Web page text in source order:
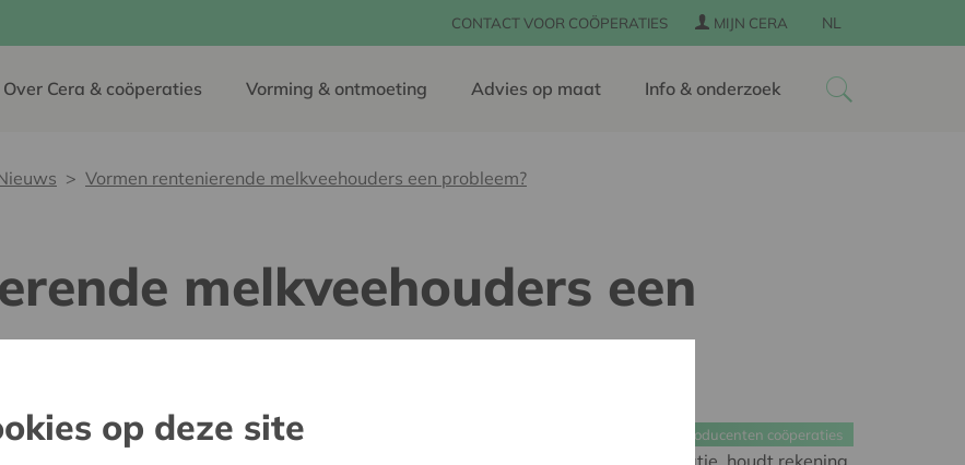
CONTACT VOOR COÖPERATIES MIJN CERA NL
Over Cera & coöperaties Vorming & ontmoeting Advies op maat Info & onderzoek
Vormen rentenierende melkveehouders een probleem?
melkveehouders een
06 augustus 2020 Producenten coöperaties
FrieslandCampina, Nederlands grootste zuivelcoöperatie, houdt rekening
op deze site